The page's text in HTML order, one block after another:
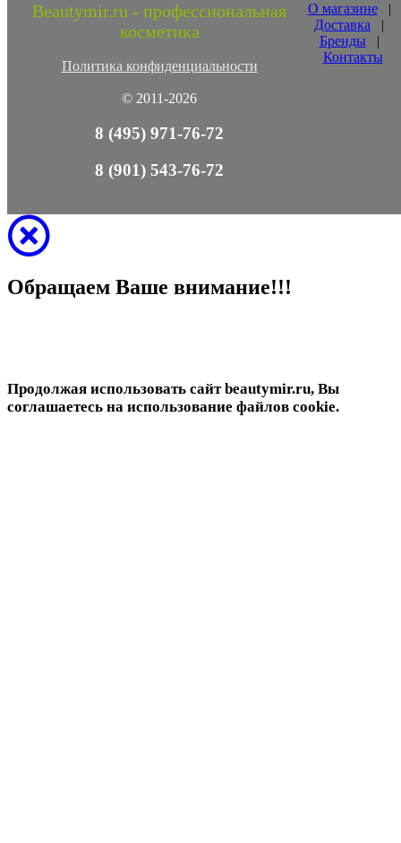
Beautymir.ru - профессиональная
косметика
Политика конфиденциальности
© 2011-2026
О магазине|
Доставка |
Бренды |
Контакты
8 (495) 971-76-72
8 (901) 543-76-72
Обращаем Ваше внимание!!!
Продолжая использовать сайт beautymir.ru, Вы
соглашаетесь на использование файлов cookie.